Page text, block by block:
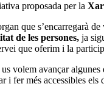
proposada per la
que s’encarregarà
de les persones, ja
que oferim i la
volem avançar algunes
i fer més accessibles